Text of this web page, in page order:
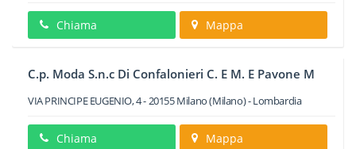
Chiama Mappa
C.p. Moda S.n.c Di Confalonieri C. E M. E Pavone M
VIA PRINCIPE EUGENIO, 4-20155Milano(Milano) -Lombardia
Chiama Mappa